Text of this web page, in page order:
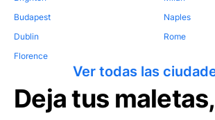
Budapest
Dublin
Florence
Naples
Rome
Ver todas las
Deja tus